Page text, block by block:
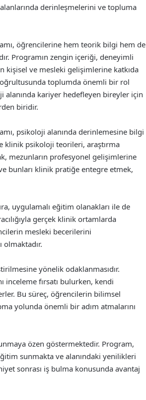
derinleşmelerini ve topluma
öğrencilerine hem teorik bilgi hem de
Programın zengin içeriği, deneyimli
kişisel ve mesleki gelişimlerine katkıda
toplumda önemli bir rol
alanında kariyer hedefleyen bireyler için
biridir.
psikoloji alanında derinlemesine bilgi
klinik psikoloji teorileri, araştırma
mezunların profesyonel gelişimlerine
bunları klinik pratiğe entegre etmek,
uygulamalı eğitim olanakları ile de
gerçek klinik ortamlarda
mesleki becerilerini
yönelik odaklanmasıdır.
inceleme fırsatı bulurken, kendi
Bu süreç, öğrencilerin bilimsel
yolunda önemli bir adım atmalarını
özen göstermektedir. Program,
sunmakta ve alanındaki yenilikleri
sonrası iş bulma konusunda avantaj